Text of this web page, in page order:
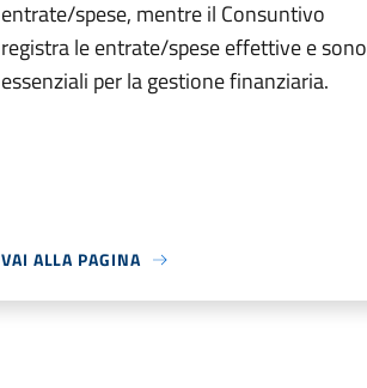
entrate/spese, mentre il Consuntivo
registra le entrate/spese effettive e sono
essenziali per la gestione finanziaria.
VAI ALLA PAGINA